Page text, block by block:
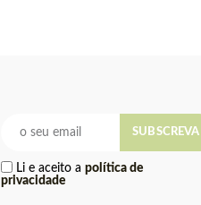
Li e aceito a política de
privacidade
SUBSCREVA